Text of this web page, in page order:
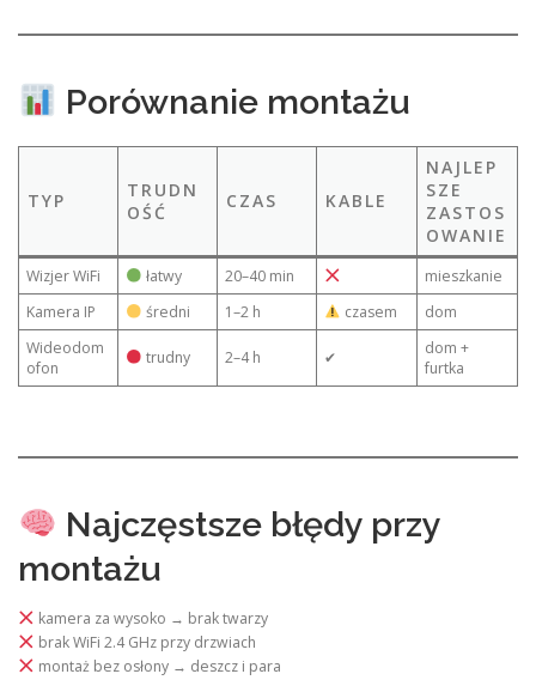
Porównanie montażu
TYP
TRUDN
OŚĆ
CZAS KABLE
NAJLEP
SZE
ZASTOS
OWANIE
Wizjer WiFi łatwy 20–40 min
mieszkanie
Kamera IP
średni 1–2 h czasem
dom
Wideodom
ofon
trudny 2–4 h ✔
dom +
furtka
Najczęstsze błędy przy
montażu
kamera za wysoko → brak twarzy
brak WiFi 2.4 GHz przy drzwiach
montaż bez osłony → deszcz i para